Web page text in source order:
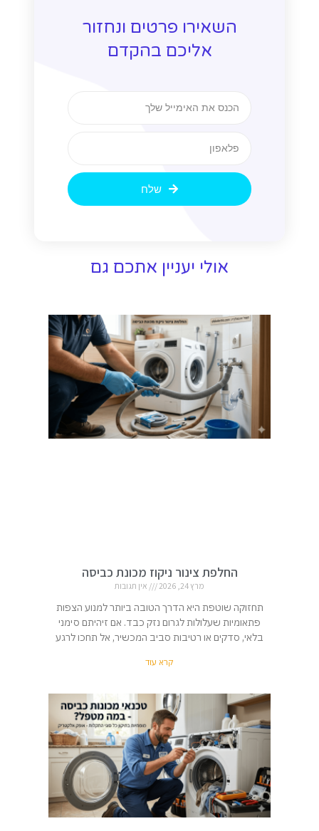
השאירו פרטים ונחזור
אליכם בהקדם
שלח
אולי יעניין אתכם גם
החלפת צינור ניקוז מכונת כביסה
מרץ 24, 2026 אין תגובות
תחזוקה שוטפת היא הדרך הטובה ביותר למנוע הצפות
פתאומיות שעלולות לגרום נזק כבד. אם זיהיתם סימני
בלאי, סדקים או רטיבות סביב המכשיר, אל תחכו לרגע
קרא עוד